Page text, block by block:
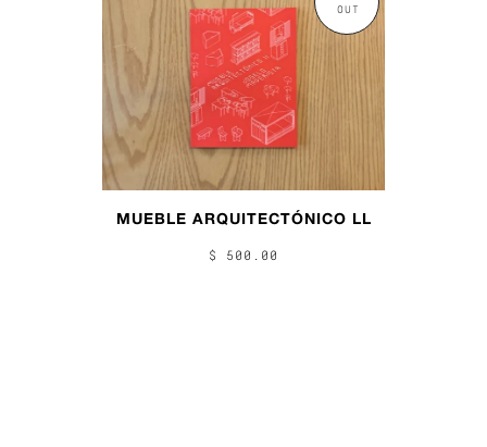
OUT
MUEBLE ARQUITECTÓNICO LL
$ 500.00